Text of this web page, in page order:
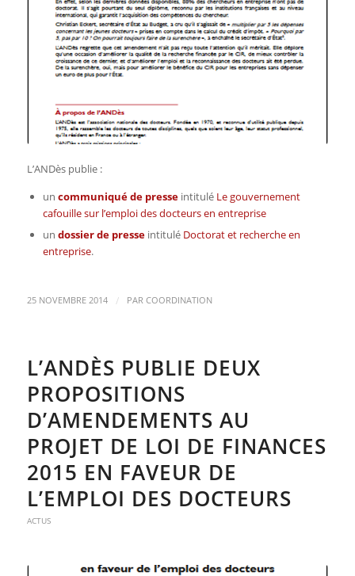
L’ANDès publie :
un communiqué de presse intitulé Le gouvernement
cafouille sur l’emploi des docteurs en entreprise
un dossier de presseintitulé Doctorat et recherche en
entreprise.
25 NOVEMBRE 2014 / PAR COORDINATION
L’ANDÈS PUBLIE DEUX
PROPOSITIONS
D’AMENDEMENTS AU
PROJET DE LOI DE FINANCES
2015 EN FAVEUR DE
L’EMPLOI DES DOCTEURS
ACTUS